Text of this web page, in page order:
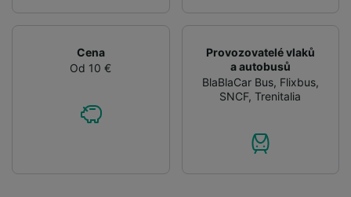
Cena
Od 10 €
Provozovatelé vlaků
a autobusů
BlaBlaCar Bus, Flixbus,
SNCF,Trenitalia